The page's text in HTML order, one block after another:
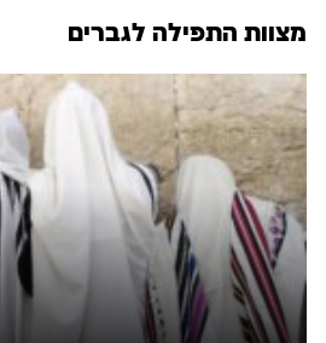
מצוות התפילה לגברים